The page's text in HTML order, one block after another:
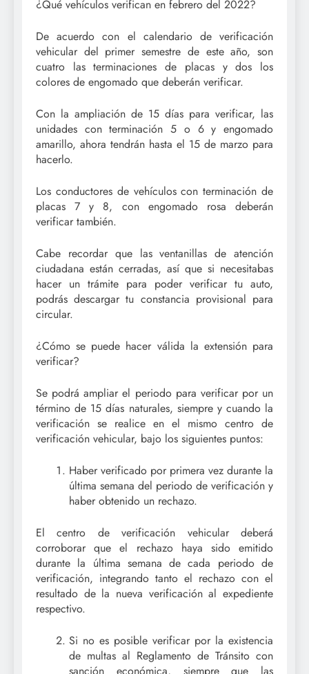
¿Qué vehículos verifican en febrero del 2022?
De acuerdo con el calendario de verificación
vehicular del primer semestre de este año, son
cuatro las terminaciones de placas y dos los
colores de engomado que deberán verificar.
Con la ampliación de 15 días para verificar, las
unidades con terminación 5 o 6 y engomado
amarillo, ahora tendrán hasta el 15 de marzo para
hacerlo.
Los conductores de vehículos con terminación de
placas 7 y 8, con engomado rosa deberán
verificar también.
Cabe recordar que las ventanillas de atención
ciudadana están cerradas, así que si necesitabas
hacer un trámite para poder verificar tu auto,
podrás descargar tu constancia provisional para
circular.
¿Cómo se puede hacer válida la extensión para
verificar?
Se podrá ampliar el periodo para verificar por un
término de 15 días naturales, siempre y cuando la
verificación se realice en el mismo centro de
verificación vehicular, bajo los siguientes puntos:
Haber verificado por primera vez durante la
última semana del periodo de verificación y
haber obtenido un rechazo.
El centro de verificación vehicular deberá
corroborar que el rechazo haya sido emitido
durante la última semana de cada periodo de
verificación, integrando tanto el rechazo con el
resultado de la nueva verificación al expediente
respectivo.
Si no es posible verificar por la existencia
de multas al Reglamento de Tránsito con
sanción económica, siempre que las